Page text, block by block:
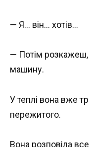
— Я… він… хотів…
— Потім
машину.
У теплі вона вже
пережитого.
Вона розповіла